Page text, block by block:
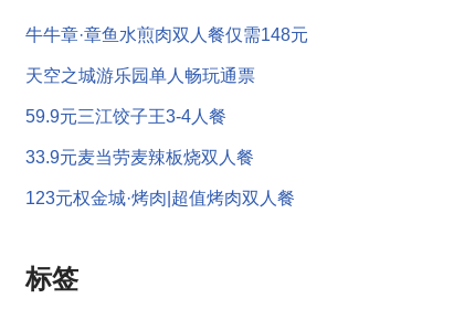
牛牛章·章鱼水煎肉双人餐仅需148元
天空之城游乐园单人畅玩通票
59.9元三江饺子王3-4人餐
33.9元麦当劳麦辣板烧双人餐
123元权金城·烤肉|超值烤肉双人餐
标签